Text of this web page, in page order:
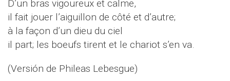
D’un bras vigoureux et calme,
il fait jouer l’aiguillon de côté et d’autre;
à la façon d’un dieu du ciel
il part; les boeufs tirent et le chariot s’en va.
(Versión de Phileas Lebesgue)